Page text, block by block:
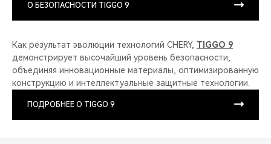
О БЕЗОПАСНОСТИ TIGGO 9
Как результат эволюции технологий CHERY, TIGGO 9
демонстрирует высочайший уровень безопасности,
объединяя инновационные материалы, оптимизированную
конструкцию и интеллектуальные защитные технологии.
ПОДРОБНЕЕ О TIGGO 9